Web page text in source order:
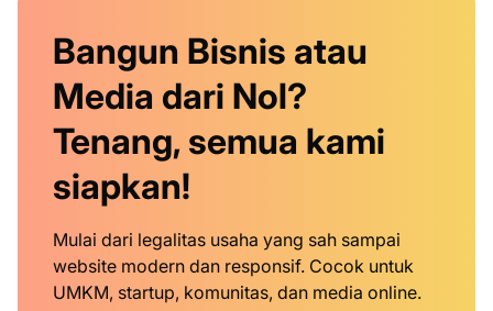
Bangun Bisnis atau
Media dari Nol?
Tenang, semua kami
siapkan!
Mulai dari legalitas usaha yang sah sampai
website modern dan responsif. Cocok untuk
UMKM, startup, komunitas, dan media online.